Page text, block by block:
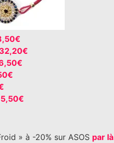
» à -20% sur ASOS par là